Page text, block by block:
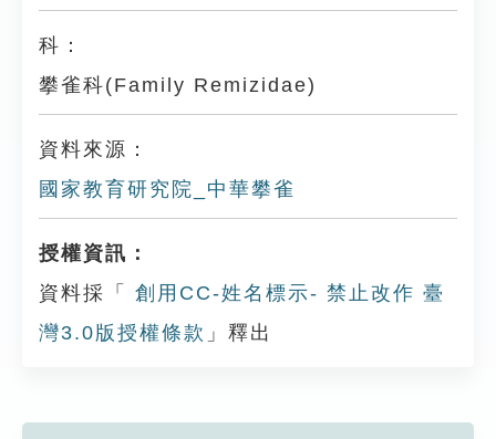
科：
攀雀科(Family Remizidae)
資料來源：
國家教育研究院_中華攀雀
授權資訊：
資料採「
創用CC-姓名標示- 禁止改作 臺
灣3.0版授權條款 」釋出